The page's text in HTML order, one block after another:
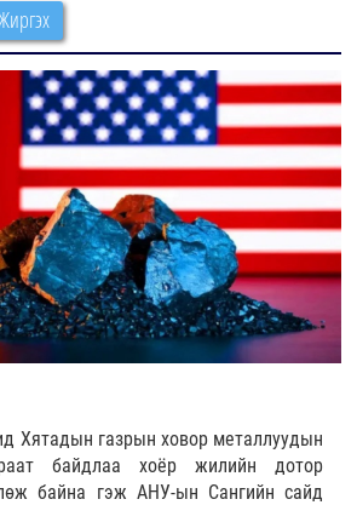
Хятадын газрын ховор металлуудын
байдлаа хоёр жилийн дотор
байна гэж АНУ-ын Сангийн сайд